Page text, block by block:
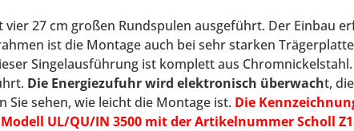
27 cm großen Rundspulen ausgeführt. Der Einbau
ist die Montage auch bei sehr starken
Singelausführung ist komplett aus
Die Energiezufuhr wird elektronisch überwacht,
Sie sehen, wie leicht die Montage ist. Die
UL/QU/IN 3500 mit der Artikelnummer Scholl